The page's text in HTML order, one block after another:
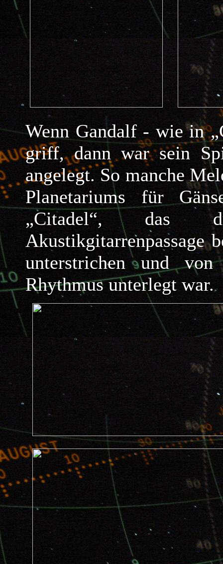
Wenn Gandalf - wie in
griff, dann war sein
angelegt. So manche
Planetariums für
„Citadel“, das
Akustikgitarrenpassage
unterstrichen und von
Rhythmus unterlegt war.